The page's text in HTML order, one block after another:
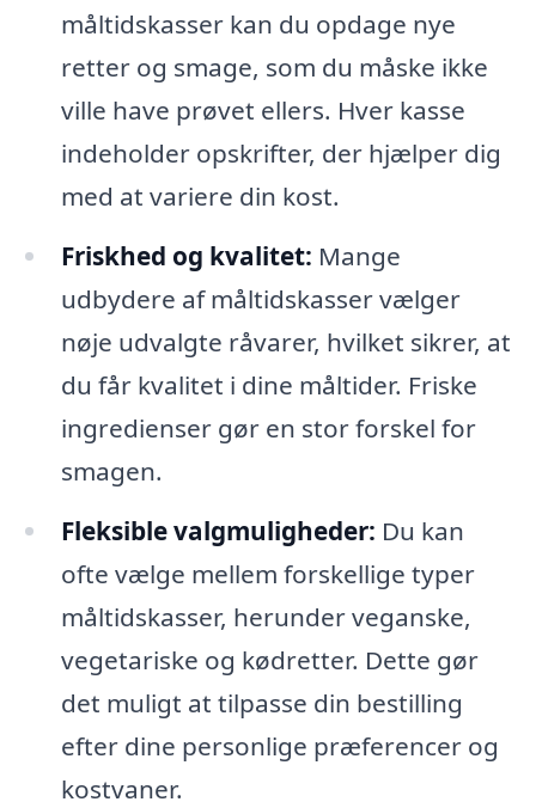
måltidskasser kan du opdage nye
retter og smage, som du måske ikke
ville have prøvet ellers. Hver kasse
indeholder opskrifter, der hjælper dig
med at variere din kost.
Friskhed og kvalitet: Mange
udbydere af måltidskasser vælger
nøje udvalgte råvarer, hvilket sikrer, at
du får kvalitet i dine måltider. Friske
ingredienser gør en stor forskel for
smagen.
Fleksible valgmuligheder: Du kan
ofte vælge mellem forskellige typer
måltidskasser, herunder veganske,
vegetariske og kødretter. Dette gør
det muligt at tilpasse din bestilling
efter dine personlige præferencer og
kostvaner.